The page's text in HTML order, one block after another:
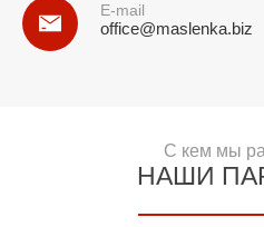
E-mail
office@maslenka.biz
С кем мы
НАШИ